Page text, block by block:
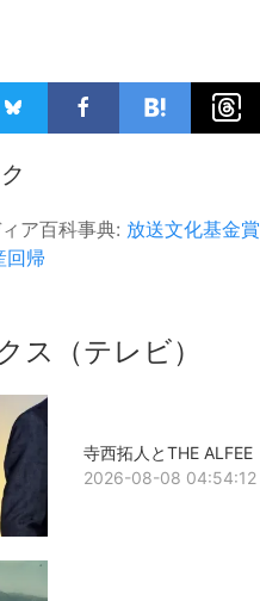
ア百科事典: 放送文化基金賞
回帰
ス（テレビ）
寺西拓人とTHE ALFEE
2026-08-08 04:54:12